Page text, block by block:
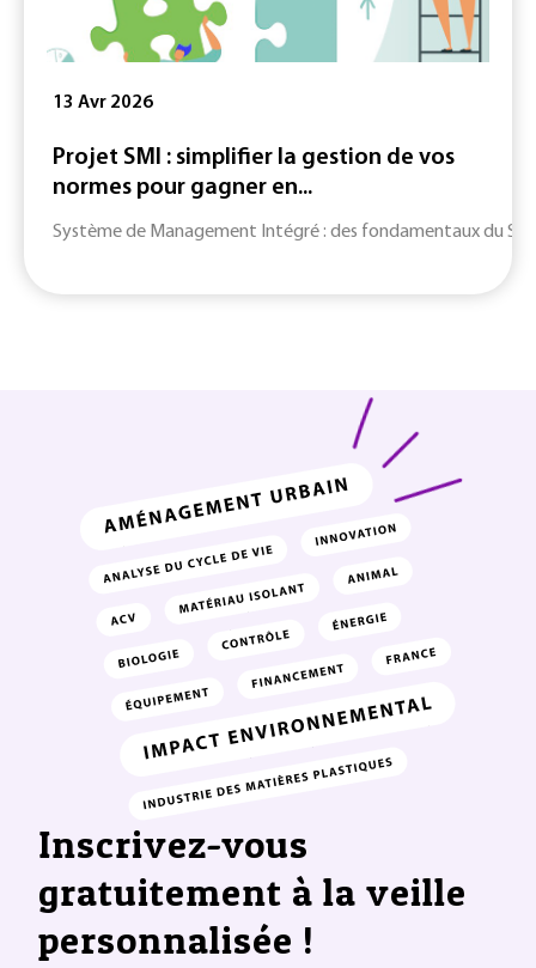
13 Avr 2026
Projet SMI : simplifier la gestion de vos
normes pour gagner en...
Système de Management Intégré : des fondamentaux du
Inscrivez-vous
gratuitement à la veille
personnalisée !